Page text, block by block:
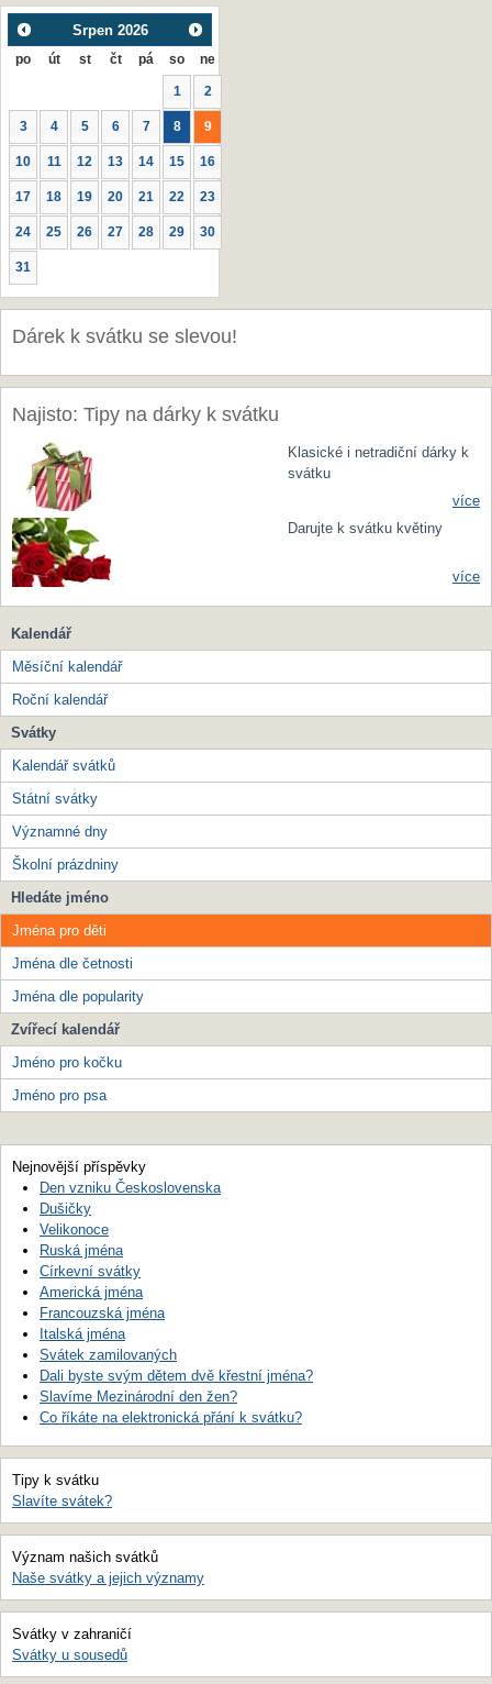
Srpen 2026
po út st čt pá so ne
1 2
3 4 5 6 7 8 9
10 11 12 13 14 15 16
17 18 19 20 21 22 23
24 25 26 27 28 29 30
31
Dárek k svátku se slevou!
Najisto: Tipy na dárky k svátku
Klasické i netradiční dárky k
svátku
více
Darujte k svátku květiny
více
Kalendář
Měsíční kalendář
Roční kalendář
Svátky
Kalendář svátků
Státní svátky
Významné dny
Školní prázdniny
Hledáte jméno
Jména pro děti
Jména dle četnosti
Jména dle popularity
Zvířecí kalendář
Jméno pro kočku
Jméno pro psa
Nejnovější příspěvky
Den vzniku Československa
Dušičky
Velikonoce
Ruská jména
Církevní svátky
Americká jména
Francouzská jména
Italská jména
Svátek zamilovaných
Dali byste svým dětem dvě křestní jména?
Slavíme Mezinárodní den žen?
Co říkáte na elektronická přání k svátku?
Tipy k svátku
Slavíte svátek?
Význam našich svátků
Naše svátky a jejich významy
Svátky v zahraničí
Svátky u sousedů